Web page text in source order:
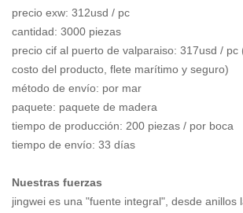
precio exw: 312usd / pc
cantidad: 3000 piezas
precio cif al puerto de valparaiso: 317usd / pc
costo del producto, flete marítimo y seguro)
método de envío: por mar
paquete: paquete de madera
tiempo de producción: 200 piezas / por boca
tiempo de envío: 33 días
Nuestras fuerzas
jingwei es una "fuente integral", desde anillos